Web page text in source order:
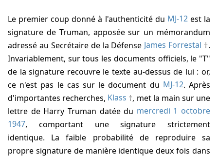
Le premier coup donné à l'authenticité du MJ-12est la
signature de Truman, apposée sur un mémorandum
adressé au Secrétaire de la Défense James Forrestal
.
Invariablement, sur tous les documents officiels, le "T"
de la signature recouvre le texte au-dessus de lui : or,
ce n'est pas le cas sur le document du MJ-12. Après
d'importantes recherches, Klass
, met la main sur une
lettre de Harry Truman datée du mercredi 1 octobre
1947, comportant une signature strictement
identique. La faible probabilité de reproduire sa
propre signature de manière identique deux fois dans